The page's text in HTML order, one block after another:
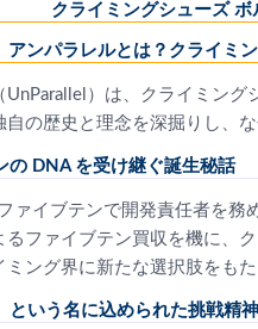
クライミングシューズ
アンパラレルとは？クライミ
UnParallel）は、クライミン
自の歴史と理念を深掘りし、
の DNA を受け継ぐ誕生秘話
ァイブテンで開発責任者を務
るファイブテン買収を機に、
ング界に新たな選択肢をもた
という名に込められた挑戦精神